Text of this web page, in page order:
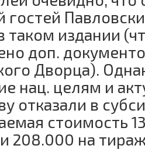
таком издании
доп.
Дворца).
нац. целям и
отказали в
стоимость
208.000 на